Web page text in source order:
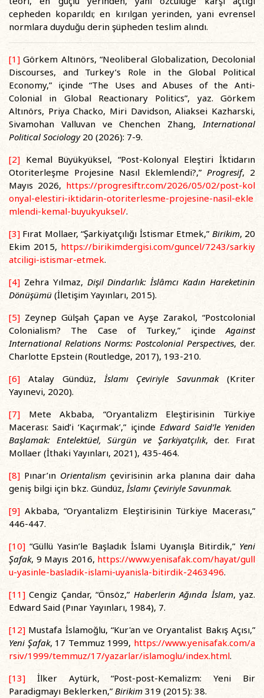
cepheden koparıldı; en kırılgan yerinden, yani evrensel
normlara duyduğu derin şüpheden teslim alındı.
[1] Görkem Altınörs, “Neoliberal Globalization, Decolonial
Discourses, and Turkey’s Role in the Global Political
Economy,” içinde “The Uses and Abuses of the Anti-
Colonial in Global Reactionary Politics”, yaz. Görkem
Altınörs, Priya Chacko, Miri Davidson, Aliaksei Kazharski,
Sivamohan Valluvan ve Chenchen Zhang,International
Political Sociology20 (2026): 7-9.
[2] Kemal Büyükyüksel, “Post-Kolonyal Eleştiri İktidarın
Otoriterleşme Projesine Nasıl Eklemlendi?,” Progresif, 2
Mayıs 2026, https://progresiftr.com/2026/05/02/post-kol
onyal-elestiri-iktidarin-otoriterlesme-projesine-nasil-ekle
mlendi-kemal-buyukyuksel/.
[3] Fırat Mollaer, “Şarkiyatçılığı İstismar Etmek,” Birikim, 20
Ekim 2015, https://birikimdergisi.com/guncel/7243/sarkiy
atciligi-istismar-etmek.
[4] Zehra Yılmaz, Dişil Dindarlık: İslâmcı Kadın Hareketinin
Dönüşümü (İletişim Yayınları, 2015).
[5] Zeynep Gülşah Çapan ve Ayşe Zarakol, “Postcolonial
Colonialism? The Case of Turkey,” içindeAgainst
International Relations Norms: Postcolonial Perspectives, der.
Charlotte Epstein (Routledge, 2017), 193-210.
[6] Atalay Gündüz,İslamı Çeviriyle Savunmak(Kriter
Yayınevi, 2020).
[7] Mete Akbaba, “Oryantalizm Eleştirisinin Türkiye
Macerası: Said’i ‘Kaçırmak’,” içinde Edward Said’le Yeniden
Başlamak: Entelektüel, Sürgün ve Şarkiyatçılık, der. Fırat
Mollaer (İthaki Yayınları, 2021), 435-464.
[8] Pınar’ın Orientalism çevirisinin arka planına dair daha
geniş bilgi için bkz. Gündüz,İslamı Çeviriyle Savunmak.
[9] Akbaba, “Oryantalizm Eleştirisinin Türkiye Macerası,”
446-447.
[10] “Güllü Yasin’le Başladık İslami Uyanışla Bitirdik,” Yeni
Şafak, 9 Mayıs 2016, https://www.yenisafak.com/hayat/gull
u-yasinle-basladik-islami-uyanisla-bitirdik-2463496.
[11] Cengiz Çandar, “Önsöz,” Haberlerin Ağında İslam, yaz.
Edward Said (Pınar Yayınları, 1984), 7.
[12] Mustafa İslamoğlu, “Kur'an ve Oryantalist Bakış Açısı,”
Yeni Şafak, 17 Temmuz 1999, https://www.yenisafak.com/a
rsiv/1999/temmuz/17/yazarlar/islamoglu/index.html.
[13] İlker Aytürk, “Post-post-Kemalizm: Yeni Bir
Paradigmayı Beklerken,”Birikim 319 (2015): 38.